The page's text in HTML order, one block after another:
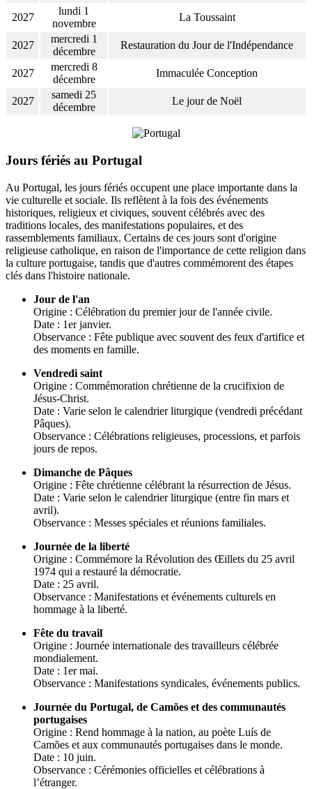
2027
lundi 1
novembre
La Toussaint
2027
mercredi 1
décembre
Restauration du Jour de l'Indépendance
2027
mercredi 8
décembre
Immaculée Conception
2027
samedi 25
décembre
Le jour de Noël
Jours fériés au Portugal
Au Portugal, les jours fériés occupent une place importante dans la
vie culturelle et sociale. Ils reflètent à la fois des événements
historiques, religieux et civiques, souvent célébrés avec des
traditions locales, des manifestations populaires, et des
rassemblements familiaux. Certains de ces jours sont d'origine
religieuse catholique, en raison de l'importance de cette religion dans
la culture portugaise, tandis que d'autres commémorent des étapes
clés dans l'histoire nationale.
Jour de l'an
Origine : Célébration du premier jour de l'année civile.
Date : 1er janvier.
Observance : Fête publique avec souvent des feux d'artifice et
des moments en famille.
Vendredi saint
Origine : Commémoration chrétienne de la crucifixion de
Jésus-Christ.
Date : Varie selon le calendrier liturgique (vendredi précédant
Pâques).
Observance : Célébrations religieuses, processions, et parfois
jours de repos.
Dimanche de Pâques
Origine : Fête chrétienne célébrant la résurrection de Jésus.
Date : Varie selon le calendrier liturgique (entre fin mars et
avril).
Observance : Messes spéciales et réunions familiales.
Journée de la liberté
Origine : Commémore la Révolution des Œillets du 25 avril
1974 qui a restauré la démocratie.
Date : 25 avril.
Observance : Manifestations et événements culturels en
hommage à la liberté.
Fête du travail
Origine : Journée internationale des travailleurs célébrée
mondialement.
Date : 1er mai.
Observance : Manifestations syndicales, événements publics.
Journée du Portugal, de Camões et des communautés
portugaises
Origine : Rend hommage à la nation, au poète Luís de
Camões et aux communautés portugaises dans le monde.
Date : 10 juin.
Observance : Cérémonies officielles et célébrations à
l’étranger.